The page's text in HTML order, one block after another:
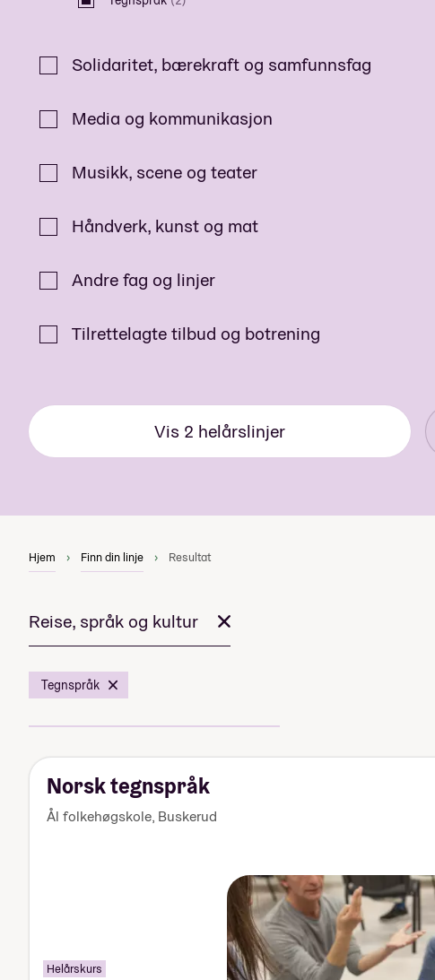
Solidaritet, bærekraft og samfunnsfag
Media og kommunikasjon
Musikk, scene og teater
Håndverk, kunst og mat
Andre fag og linjer
Tilrettelagte tilbud og botrening
Vis 2 helårslinjer
Hjem Finn din linje Resultat
Reise, språk og kultur
Tegnspråk
Norsk tegnspråk
Ål folkehøgskole, Buskerud
Helårskurs